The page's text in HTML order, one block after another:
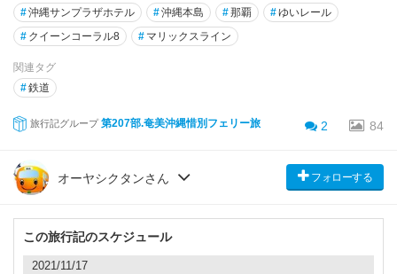
#沖縄サンプラザホテル #沖縄本島 #那覇 #ゆいレール
# クイーンコーラル8 # マリックスライン
関連タグ
#鉄道
旅行記グループ 第207部.奄美沖縄惜別フェリー旅 2 84
オーヤシクタンさん フォローする
この旅行記のスケジュール
2021/11/17